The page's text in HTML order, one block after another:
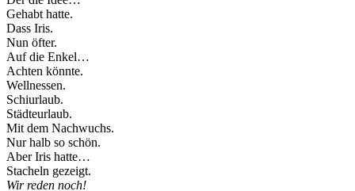
Gehabt hatte.
Dass Iris.
Nun öfter.
Auf die Enkel…
Achten könnte.
Wellnessen.
Schiurlaub.
Städteurlaub.
Mit dem Nachwuchs.
Nur halb so schön.
Aber Iris hatte…
Stacheln gezeigt.
Wir reden noch!